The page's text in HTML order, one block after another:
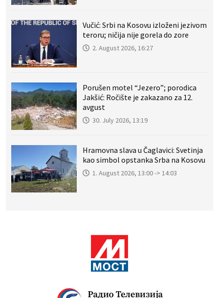
Vučić: Srbi na Kosovu izloženi jezivom
teroru; ničija nije gorela do zore
2. August 2026, 16:27
Porušen motel “Jezero”; porodica
Jakšić: Ročište je zakazano za 12.
avgust
30. July 2026, 13:19
Hramovna slava u Čaglavici: Svetinja
kao simbol opstanka Srba na Kosovu
1. August 2026, 13:00 -> 14:03